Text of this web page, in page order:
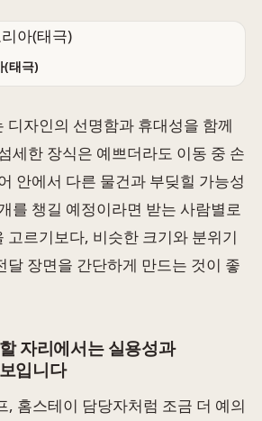
(태극)
디자인의 선명함과 휴대성을 함께
세한 장식은 예쁘더라도 이동 중 손
안에서 다른 물건과 부딪힐 가능성
를 챙길 예정이라면 받는 사람별로
고르기보다, 비슷한 크기와 분위기
달 장면을 간단하게 만드는 것이 좋
자리에서는 실용성과
입니다
, 홈스테이 담당자처럼 조금 더 예의